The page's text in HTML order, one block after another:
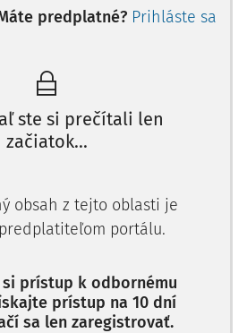
predplatné? Prihláste sa
ste si prečítali len
začiatok...
obsah z tejto oblasti je
portálu.
prístup k odbornému
prístup na 10 dní
sa len zaregistrovať.